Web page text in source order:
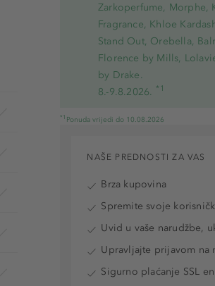
Zarkoperfume, Morphe,
Fragrance, Khloe
Stand Out, Orebella,
Florence by Mills,
by Drake.
8.-9.8.2026. *1
*1 Ponuda vrijedi do 10.08.2026
NAŠE PREDNOSTI ZA VAS
Brza kupovina
Spremite svoje
Uvid u vaše narudžbe,
Upravljajte prijavom na
Sigurno plaćanje SSL